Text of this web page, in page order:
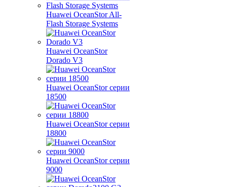
Huawei OceanStor All-
Flash Storage Systems
Huawei OceanStor
Dorado V3
Huawei OceanStor серии
18500
Huawei OceanStor серии
18800
Huawei OceanStor серии
9000